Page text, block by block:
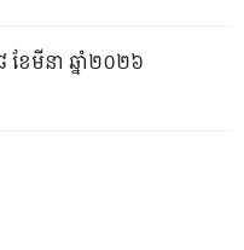
ខែមីនា ឆ្នាំ២០២៦